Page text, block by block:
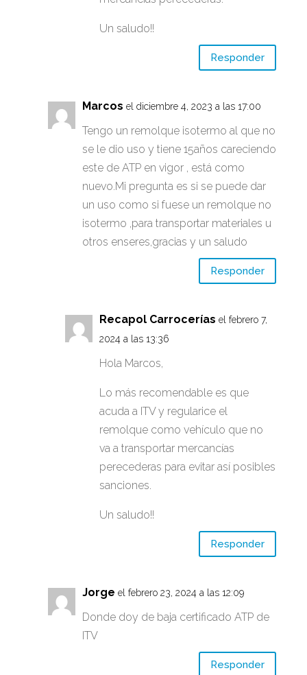
Un saludo!!
Responder
Marcos el diciembre 4, 2023 a las 17:00
Tengo un remolque isotermo al que no
se le dio uso y tiene 15años careciendo
este de ATP en vigor , está como
nuevo.Mi pregunta es si se puede dar
un uso como si fuese un remolque no
isotermo ,para transportar materiales u
otros enseres,gracias y un saludo
Responder
Recapol Carrocerías el febrero 7,
2024 a las 13:36
Hola Marcos,
Lo más recomendable es que
acuda a ITV y regularice el
remolque como vehículo que no
va a transportar mercancías
perecederas para evitar así posibles
sanciones.
Un saludo!!
Responder
Jorge el febrero 23, 2024 a las 12:09
Donde doy de baja certificado ATP de
ITV
Responder